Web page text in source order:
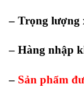
– Trọng lượng
– Hàng nhập
– Sản phẩm